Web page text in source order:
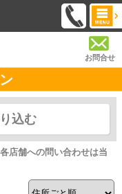
お問合せ
込む
店舗への問い合わせは当